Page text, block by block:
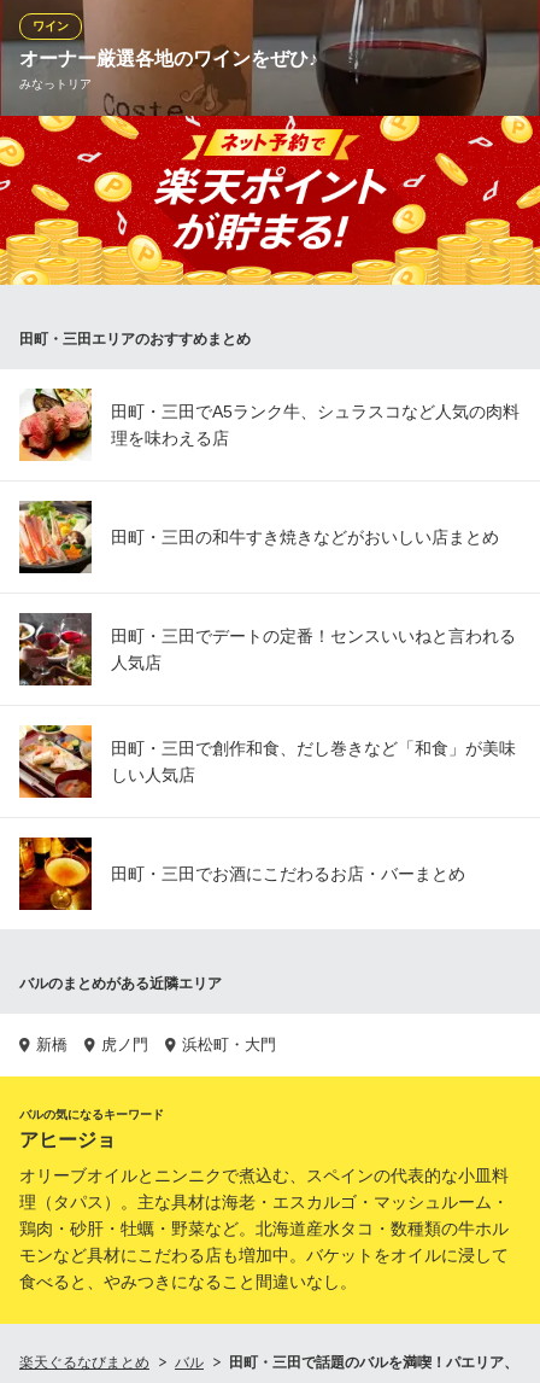
様から特に支持されています。
わいん酒場 HIBINO
ドデカ バーニャカウダ
都営三田線三田駅 徒歩4分
東京都港区芝4-16-1
オーナー厳選各地のワインをぜひ♪
みなっトリア
ワイン
色々な銘柄がセラーに並んでおります。ボルドー・ブルゴーニュ
をはじめイタリア・ポルトガルなど、各国のワインを金額別に揃
えております。幅広い地域から厳選いたしました。気軽なグラス
インもハイクラスな1本も、自信を持ってご提供いたします。種類
豊富なワインが楽しめますのでワインだけのご利用もできます。
ビストロ イタリアン
東京都港区芝4-7-6 芝ビルディング1F
田町・三田エリアのおすすめまとめ
田町・三田でA5ランク牛、シュラスコなど人気の肉料
理を味わえる店
田町・三田の和牛すき焼きなどがおいしい店まとめ
田町・三田でデートの定番！センスいいねと言われる
人気店
田町・三田で創作和食、だし巻きなど「和食」が美味
しい人気店
田町・三田でお酒にこだわるお店・バーまとめ
バルのまとめがある近隣エリア
新橋 虎ノ門 浜松町・大門
バルの気になるキーワード
アヒージョ
オリーブオイルとニンニクで煮込む、スペインの代表的な小皿料
理（タパス）。主な具材は海老・エスカルゴ・マッシュルーム・
鶏肉・砂肝・牡蠣・野菜など。北海道産水タコ・数種類の牛ホル
モンなど具材にこだわる店も増加中。バケットをオイルに浸して
食べると、やみつきになること間違いなし。
楽天ぐるなびまとめ バル 田町・三田で話題のバルを満喫！パエリア、